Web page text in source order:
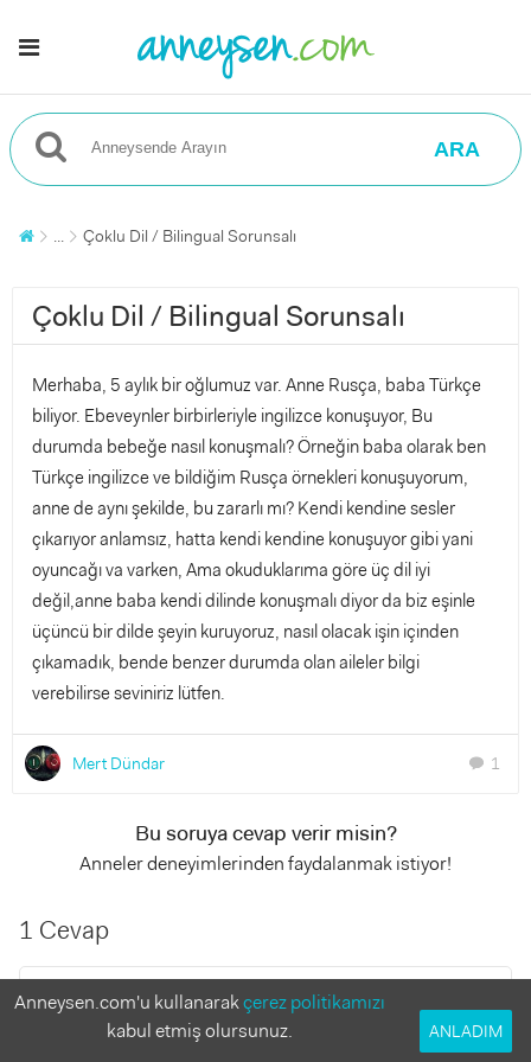
ARA
... Çoklu Dil / Bilingual Sorunsalı
Çoklu Dil / Bilingual Sorunsalı
Merhaba, 5 aylık bir oğlumuz var. Anne Rusça, baba Türkçe
biliyor. Ebeveynler birbirleriyle ingilizce konuşuyor, Bu
durumda bebeğe nasıl konuşmalı? Örneğin baba olarak ben
Türkçe ingilizce ve bildiğim Rusça örnekleri konuşuyorum,
anne de aynı şekilde, bu zararlı mı? Kendi kendine sesler
çıkarıyor anlamsız, hatta kendi kendine konuşuyor gibi yani
oyuncağı va varken, Ama okuduklarıma göre üç dil iyi
değil,anne baba kendi dilinde konuşmalı diyor da biz eşinle
üçüncü bir dilde şeyin kuruyoruz, nasıl olacak işin içinden
çıkamadık, bende benzer durumda olan aileler bilgi
verebilirse seviniriz lütfen.
Mert Dündar chat 1
Bu soruya cevap verir misin?
Anneler deneyimlerinden faydalanmak istiyor!
1 Cevap
Heyyyy
7 yıl önce
Anneysen.com'u kullanarakçerez politikamızı
kabul etmiş olursunuz.
ANLADIM